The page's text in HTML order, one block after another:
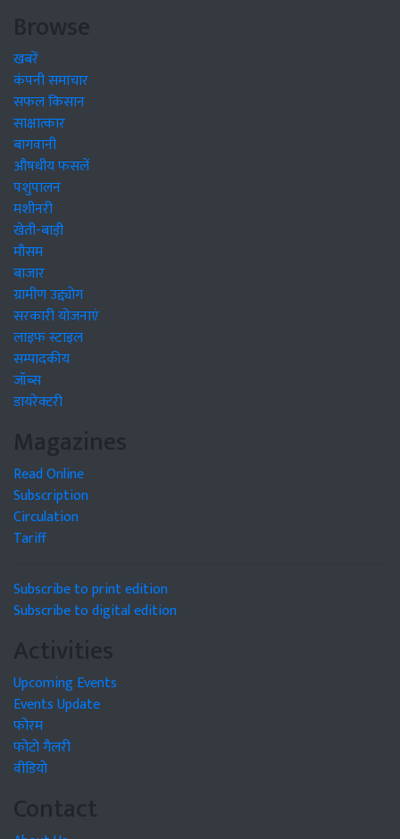
Browse
खबरें
कंपनी समाचार
सफल किसान
साक्षात्कार
बागवानी
औषधीय फसलें
पशुपालन
मशीनरी
खेती-बाड़ी
मौसम
बाजार
ग्रामीण उद्द्योग
सरकारी योजनाएं
लाइफ स्टाइल
सम्पादकीय
जॉब्स
डायरेक्टरी
Magazines
Read Online
Subscription
Circulation
Tariff
Subscribe to print edition
Subscribe to digital edition
Activities
Upcoming Events
Events Update
फोरम
फोटो गैलरी
वीडियो
Contact